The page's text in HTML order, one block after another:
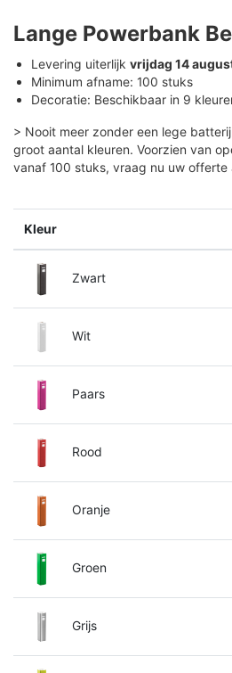
Lange Powerbank
Levering uiterlijk vrijdag 14
Minimum afname: 100 stuks
Decoratie: Beschikbaar in 9
> Nooit meer zonder een lege
groot aantal kleuren. Voorzien van
vanaf 100 stuks, vraag nu uw offerte
Kleur
Zwart
Wit
Paars
Rood
Oranje
Groen
Grijs